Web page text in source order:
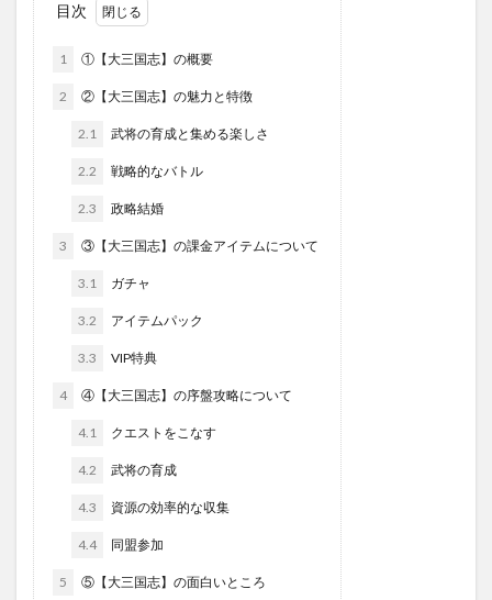
目次
1 ①【大三国志】の概要
2 ②【大三国志】の魅力と特徴
2.1 武将の育成と集める楽しさ
2.2 戦略的なバトル
2.3 政略結婚
3 ③【大三国志】の課金アイテムについて
3.1 ガチャ
3.2 アイテムパック
3.3 VIP特典
4 ④【大三国志】の序盤攻略について
4.1 クエストをこなす
4.2 武将の育成
4.3 資源の効率的な収集
4.4 同盟参加
5 ⑤【大三国志】の面白いところ